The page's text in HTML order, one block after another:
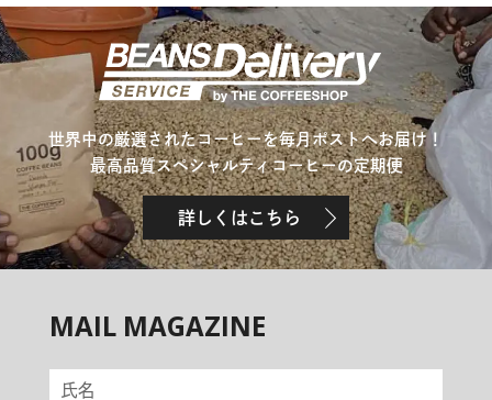
世界中の厳選されたコーヒーを毎月ポストへお届け！
最高品質スペシャルティコーヒーの定期便
詳しくはこちら
MAIL MAGAZINE